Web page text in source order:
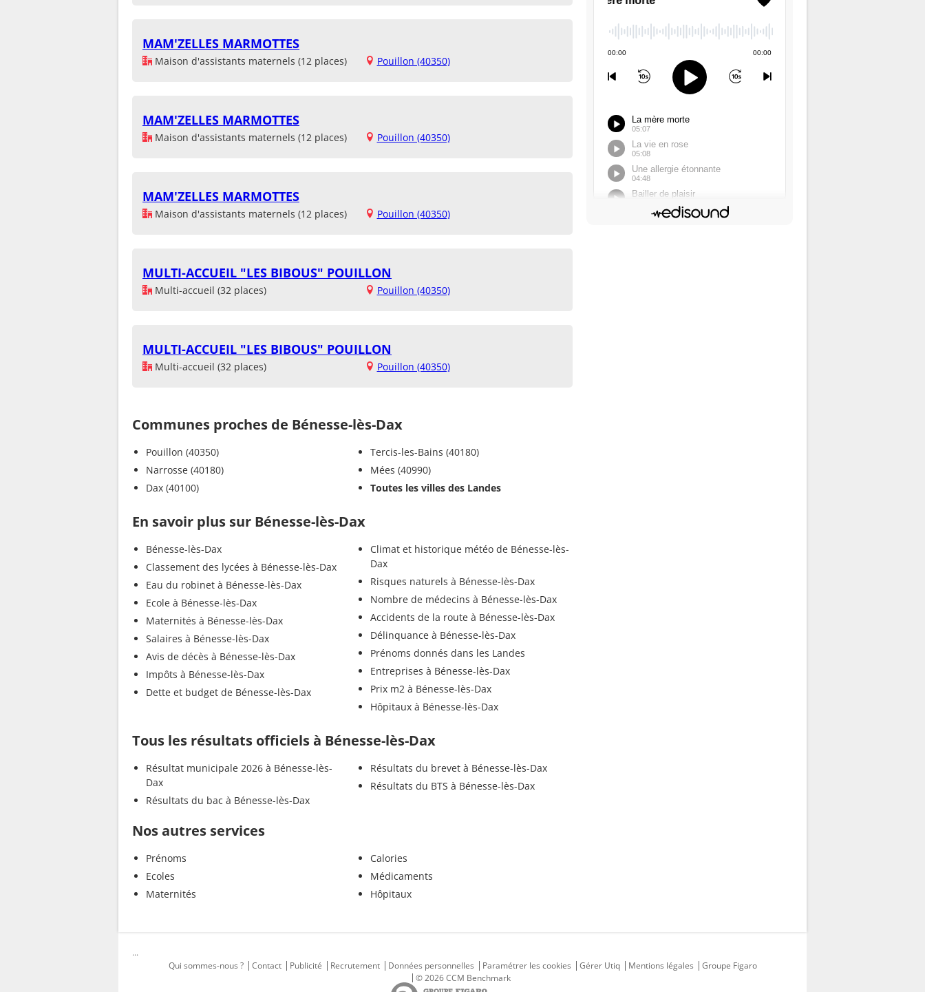
MAM'ZELLES MARMOTTES
Maison d'assistants maternels (12 places) Pouillon (40350)
MAM'ZELLES MARMOTTES
Maison d'assistants maternels (12 places) Pouillon (40350)
MAM'ZELLES MARMOTTES
Maison d'assistants maternels (12 places) Pouillon (40350)
MULTI-ACCUEIL "LES BIBOUS" POUILLON
Multi-accueil (32 places) Pouillon (40350)
MULTI-ACCUEIL "LES BIBOUS" POUILLON
Multi-accueil (32 places) Pouillon (40350)
Communes proches de Bénesse-lès-Dax
Pouillon (40350)
Narrosse (40180)
Dax (40100)
Tercis-les-Bains (40180)
Mées (40990)
Toutes les villes des Landes
En savoir plus sur Bénesse-lès-Dax
Bénesse-lès-Dax
Classement des lycées à Bénesse-lès-Dax
Eau du robinet à Bénesse-lès-Dax
Ecole à Bénesse-lès-Dax
Maternités à Bénesse-lès-Dax
Salaires à Bénesse-lès-Dax
Avis de décès à Bénesse-lès-Dax
Impôts à Bénesse-lès-Dax
Dette et budget de Bénesse-lès-Dax
Climat et historique météo de Bénesse-lès-
Dax
Risques naturels à Bénesse-lès-Dax
Nombre de médecins à Bénesse-lès-Dax
Accidents de la route à Bénesse-lès-Dax
Délinquance à Bénesse-lès-Dax
Prénoms donnés dans les Landes
Entreprises à Bénesse-lès-Dax
Prix m2 à Bénesse-lès-Dax
Hôpitaux à Bénesse-lès-Dax
Tous les résultats officiels à Bénesse-lès-Dax
Résultat municipale 2026 à Bénesse-lès-
Dax
Résultats du bac à Bénesse-lès-Dax
Résultats du brevet à Bénesse-lès-Dax
Résultats du BTS à Bénesse-lès-Dax
Nos autres services
Prénoms
Ecoles
Maternités
Calories
Médicaments
Hôpitaux
...
Qui sommes-nous ?
Contact Publicité Recrutement Données personnelles Paramétrer les cookies Gérer Utiq Mentions légales
Groupe Figaro
© 2026 CCM Benchmark